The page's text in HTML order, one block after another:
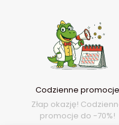
Codzienne promocje
Złap okazję!
promocje do -70%!